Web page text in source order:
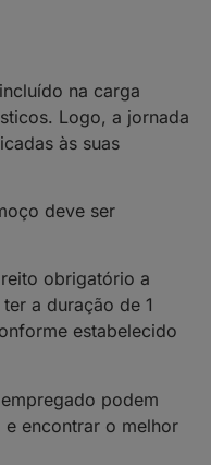
na carga
Logo, a jornada
às suas
deve ser
obrigatório a
a duração de 1
estabelecido
podem
encontrar o melhor